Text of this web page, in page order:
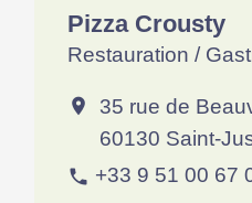
Pizza Crousty
Restauration /
location_on
35 rue de
60130 Saint-
phone +33 9 51 00 67